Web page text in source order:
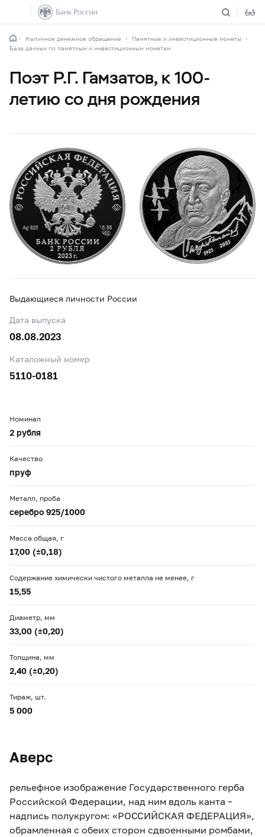
Наличное денежное обращение
Памятные и инвестиционные монеты
База данных по памятным и инвестиционным монетам
Поэт Р.Г. Гамзатов, к 100-
летию со дня рождения
Выдающиеся личности России
Дата выпуска
08.08.2023
Каталожный номер
5110-0181
Номинал
2 рубля
Качество
пруф
Металл, проба
серебро 925/1000
Масса общая, г
17,00 (±0,18)
Содержание химически чистого металла не менее, г
15,55
Диаметр, мм
33,00 (±0,20)
Толщина, мм
2,40 (±0,20)
Тираж, шт.
5 000
Аверс
рельефное изображение Государственного герба
Российской Федерации, над ним вдоль канта –
надпись полукругом: «РОССИЙСКАЯ ФЕДЕРАЦИЯ»,
обрамленная с обеих сторон сдвоенными ромбами,